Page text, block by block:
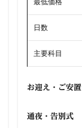
日数
主要科目
お迎え・ご安置
通夜・告別式